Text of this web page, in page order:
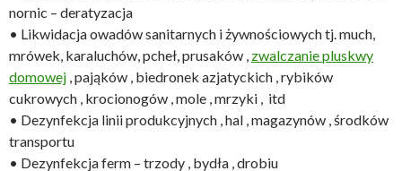
nornic – deratyzacja
• Likwidacja owadów sanitarnych i żywnościowych tj. much,
mrówek, karaluchów, pcheł, prusaków , zwalczanie pluskwy
domowej , pająków , biedronek azjatyckich , rybików
cukrowych , krocionogów , mole , mrzyki , itd
• Dezynfekcja linii produkcyjnych , hal , magazynów , środków
transportu
• Dezynfekcja ferm – trzody , bydła , drobiu